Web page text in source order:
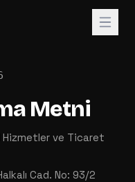
Metni
Hizmetler ve Ticaret
Cad. No: 93/2